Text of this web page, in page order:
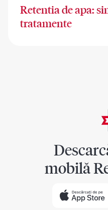
Retentia de apa:
tratamente
mobilă